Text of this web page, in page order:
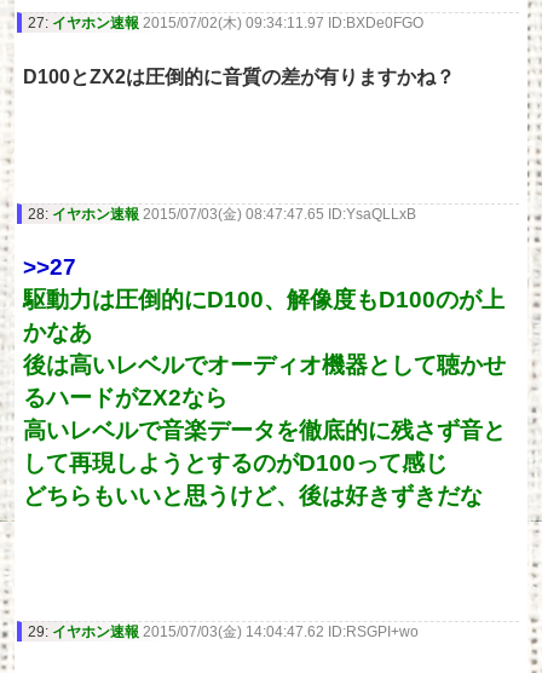
27: イヤホン速報 2015/07/02(木) 09:34:11.97 ID:BXDe0FGO
D100とZX2は圧倒的に音質の差が有りますかね？
28: イヤホン速報 2015/07/03(金) 08:47:47.65 ID:YsaQLLxB
>>27
駆動力は圧倒的にD100、解像度もD100のが上
かなあ
後は高いレベルでオーディオ機器として聴かせ
るハードがZX2なら
高いレベルで音楽データを徹底的に残さず音と
して再現しようとするのがD100って感じ
どちらもいいと思うけど、後は好きずきだな
29: イヤホン速報 2015/07/03(金) 14:04:47.62 ID:RSGPI+wo